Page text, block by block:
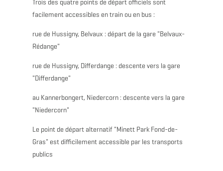
Trois des quatre points de départ officiels sont
facilement accessibles en train ou en bus :
rue de Hussigny, Belvaux : départ de la gare "Belvaux-
Rédange"
rue de Hussigny, Differdange : descente vers la gare
"Differdange"
au Kannerbongert, Niedercorn : descente vers la gare
"Niedercorn"
Le point de départ alternatif "Minett Park Fond-de-
Gras" est difficilement accessible par les transports
publics